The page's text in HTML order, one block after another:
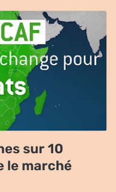
sur 10
le marché